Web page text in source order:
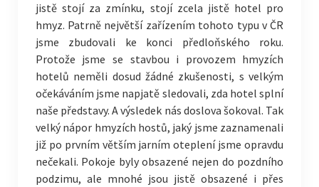
jistě stojí za zmínku, stojí zcela jistě hotel pro
hmyz. Patrně největší zařízením tohoto typu v ČR
jsme zbudovali ke konci předloňského roku.
Protože jsme se stavbou i provozem hmyzích
hotelů neměli dosud žádné zkušenosti, s velkým
očekáváním jsme napjatě sledovali, zda hotel splní
naše představy. A výsledek nás doslova šokoval. Tak
velký nápor hmyzích hostů, jaký jsme zaznamenali
již po prvním větším jarním oteplení jsme opravdu
nečekali. Pokoje byly obsazené nejen do pozdního
podzimu, ale mnohé jsou jistě obsazené i přes